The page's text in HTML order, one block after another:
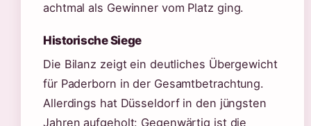
achtmal als Gewinner vom Platz ging.
Historische Siege
Die Bilanz zeigt ein deutliches Übergewicht
für Paderborn in der Gesamtbetrachtung.
Allerdings hat Düsseldorf in den jüngsten
Jahren aufgeholt: Gegenwärtig ist die